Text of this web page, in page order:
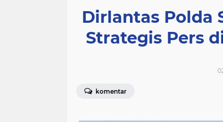
Dirlantas Polda
Strategis Pers
komentar